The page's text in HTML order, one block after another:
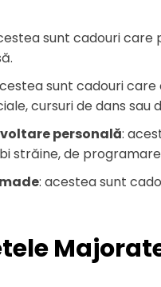
sunt cadouri care
sunt cadouri
cursuri de dans sau
personală:
străine, de
: acestea sunt